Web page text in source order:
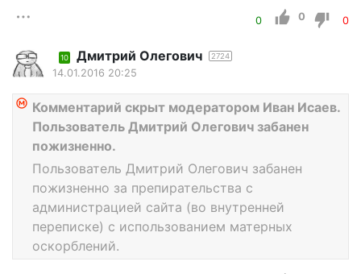
0 0 0
10 Дмитрий Олегович 2724
14.01.2016 20:25
Комментарий скрыт модератором Иван Исаев.
Пользователь Дмитрий Олегович забанен
пожизненно.
Пользователь Дмитрий Олегович забанен
пожизненно за препирательства с
администрацией сайта (во внутренней
переписке) с использованием матерных
оскорблений.